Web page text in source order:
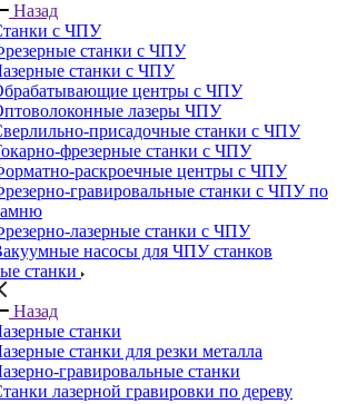
Назад
с ЧПУ
станки с ЧПУ
станки с ЧПУ
центры с ЧПУ
лазеры ЧПУ
присадочные станки с ЧПУ
фрезерные станки с ЧПУ
раскроечные центры с ЧПУ
гравировальные станки с ЧПУ по
лазерные станки с ЧПУ
насосы для ЧПУ станков
станки
Назад
станки
станки для резки металла
гравировальные станки
лазерной гравировки по дереву